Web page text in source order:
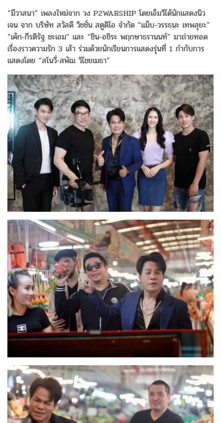
“มีวาสนา” เพลงใหม่จาก วง P2WARSHIP โดยเอ็มวีได้นักแสดงนิว
เจน จาก บริษัท สวัสดี วิชชั่น สตูดิโอ จำกัด “แม็บ-วรรธนะ เทพสุยะ”
“เค้ก-กีรติรัฐ ชะเอม” และ “ชิน-อชิระ พฤกษาธรานนท์” มาถ่ายทอด
เรื่องราวความรัก 3 เส้า ร่วมด้วยนักเรียนการแสดงรุ่นที่ 1 กำกับการ
แสดงโดย “สโนวี่-สพัฌ วิไชยเมธา”